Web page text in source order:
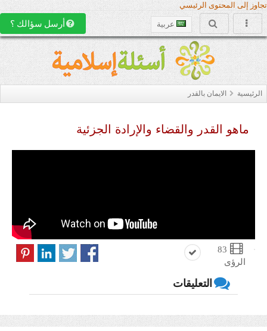
تجاوز إلى المحتوى الرئيسي
عربية أرسل سؤالك ؟
الرئيسية الايمان بالقدر
ماهو القدر والقضاء والإرادة الجزئية
الرؤى
التعليقات